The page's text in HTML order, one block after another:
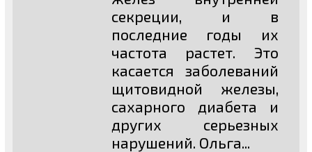
секреции, и в
последние годы их
частота растет. Это
касается заболеваний
щитовидной железы,
сахарного диабета и
других серьезных
нарушений. Ольга...